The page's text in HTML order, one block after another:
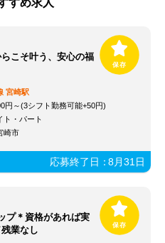
すめ求人
こそ叶う、安心の福
宮崎駅
円～(3シフト勤務可能+50円)
ト・パート
崎市
応募終了日：8月31日
プ＊資格があれば実
業なし